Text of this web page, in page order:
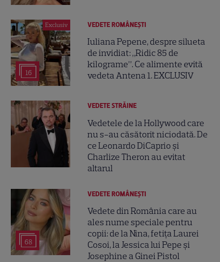
Exclusiv
16
VEDETE ROMÂNEŞTI
Iuliana Pepene, despre silueta
de invidiat: „Ridic 85 de
kilograme”. Ce alimente evită
vedeta Antena 1. EXCLUSIV
VEDETE STRĂINE
Vedetele de la Hollywood care
nu s-au căsătorit niciodată. De
ce Leonardo DiCaprio și
Charlize Theron au evitat
altarul
68
VEDETE ROMÂNEŞTI
Vedete din România care au
ales nume speciale pentru
copii: de la Nina, fetița Laurei
Cosoi, la Jessica lui Pepe și
Josephine a Ginei Pistol